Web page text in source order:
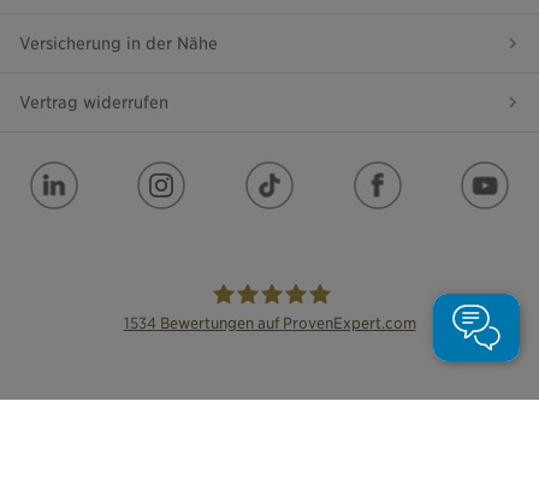
Versicherung in der Nähe
Vertrag widerrufen
1534 Bewertungen auf ProvenExpert.com